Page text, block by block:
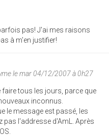
pas! J'ai mes raisons
à m'en justifier!
le mar 04/12/2007 à 0h27
faire tous les jours, parce que
inconnus.
le message est passé, les
pas l'addresse d'AmL. Après